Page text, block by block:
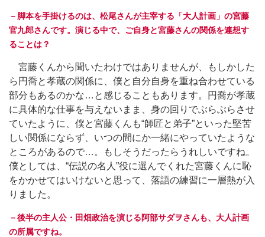
－脚本を手掛けるのは、松尾さんが主宰する「大人計画」の宮藤
官九郎さんです。演じる中で、ご自身と宮藤さんの関係を連想す
ることは？
宮藤くんから聞いたわけではありませんが、もしかした
ら円喬と孝蔵の関係に、僕と自分自身を重ね合わせている
部分もあるのかな…と感じることもあります。円喬が孝蔵
に具体的な仕事を与えないまま、身の回りでぶらぶらさせ
ていたように、僕と宮藤くんも“師匠と弟子”といった堅苦
しい関係にならず、いつの間にか一緒にやっていたような
ところがあるので…。もしそうだったらうれしいですね。
僕としては、“伝説の名人”役に選んでくれた宮藤くんに恥
をかかせてはいけないと思って、落語の練習に一層熱が入
りました。
－後半の主人公・田畑政治を演じる阿部サダヲさんも、大人計画
の所属ですね。